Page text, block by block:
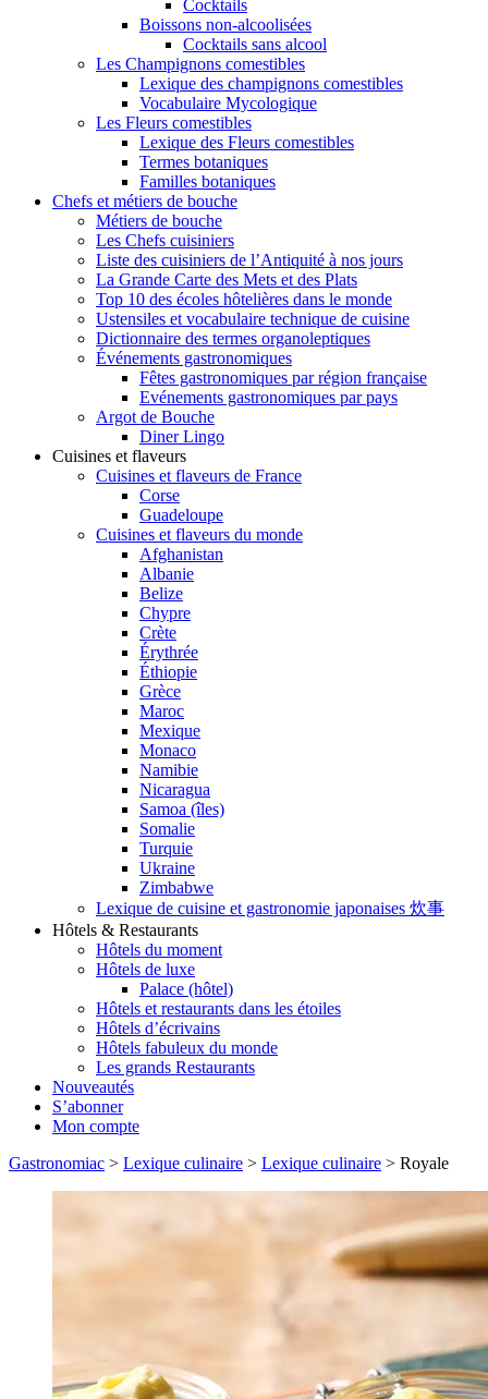
Cocktails
Boissons non-alcoolisées
Cocktails sans alcool
Les Champignons comestibles
Lexique des champignons comestibles
Vocabulaire Mycologique
Les Fleurs comestibles
Lexique des Fleurs comestibles
Termes botaniques
Familles botaniques
Chefs et métiers de bouche
Métiers de bouche
Les Chefs cuisiniers
Liste des cuisiniers de l’Antiquité à nos jours
La Grande Carte des Mets et des Plats
Top 10 des écoles hôtelières dans le monde
Ustensiles et vocabulaire technique de cuisine
Dictionnaire des termes organoleptiques
Événements gastronomiques
Fêtes gastronomiques par région française
Evénements gastronomiques par pays
Argot de Bouche
Diner Lingo
Cuisines et flaveurs
Cuisines et flaveurs de France
Corse
Guadeloupe
Cuisines et flaveurs du monde
Afghanistan
Albanie
Belize
Chypre
Crète
Érythrée
Éthiopie
Grèce
Maroc
Mexique
Monaco
Namibie
Nicaragua
Samoa (îles)
Somalie
Turquie
Ukraine
Zimbabwe
Lexique de cuisine et gastronomie japonaises 炊事
Hôtels & Restaurants
Hôtels du moment
Hôtels de luxe
Palace (hôtel)
Hôtels et restaurants dans les étoiles
Hôtels d’écrivains
Hôtels fabuleux du monde
Les grands Restaurants
Nouveautés
S’abonner
Mon compte
Gastronomiac > Lexique culinaire > Lexique culinaire > Royale